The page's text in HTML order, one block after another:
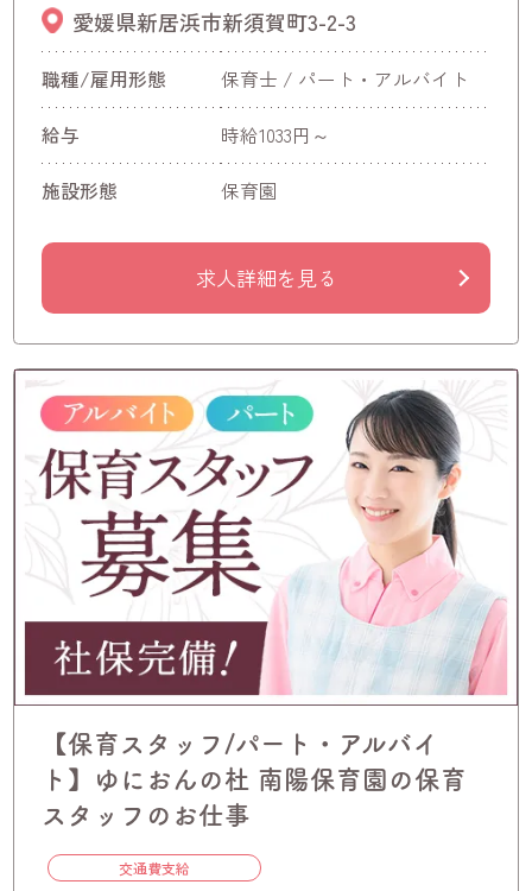
愛媛県新居浜市新須賀町3-2-3
職種/雇用形態 保育士 / パート・アルバイト
給与 時給1033円～
施設形態 保育園
求人詳細を見る
【保育スタッフ/パート・アルバイ
ト】ゆにおんの杜 南陽保育園の保育
スタッフのお仕事
交通費支給